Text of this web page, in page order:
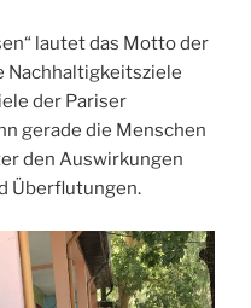
lautet das Motto der
Nachhaltigkeitsziele
der Pariser
gerade die Menschen
den Auswirkungen
Überflutungen.